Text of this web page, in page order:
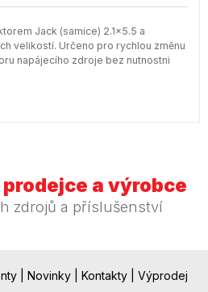
Jack (samice) 2.1x5.5 a
velikostí. Určeno pro rychlou změnu
napájecího zdroje bez nutnostni
a výrobce
zdrojů a příslušenství
Novinky Kontakty Výprodej